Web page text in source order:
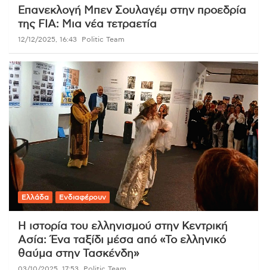
Επανεκλογή Μπεν Σουλαγέμ στην προεδρία
της FIA: Μια νέα τετραετία
12/12/2025, 16:43 Politic Team
Ελλάδα Ενδιαφέρουν
Η ιστορία του ελληνισμού στην Κεντρική
Ασία: Ένα ταξίδι μέσα από «Το ελληνικό
θαύμα στην Τασκένδη»
03/10/2025, 17:53 Politic Team